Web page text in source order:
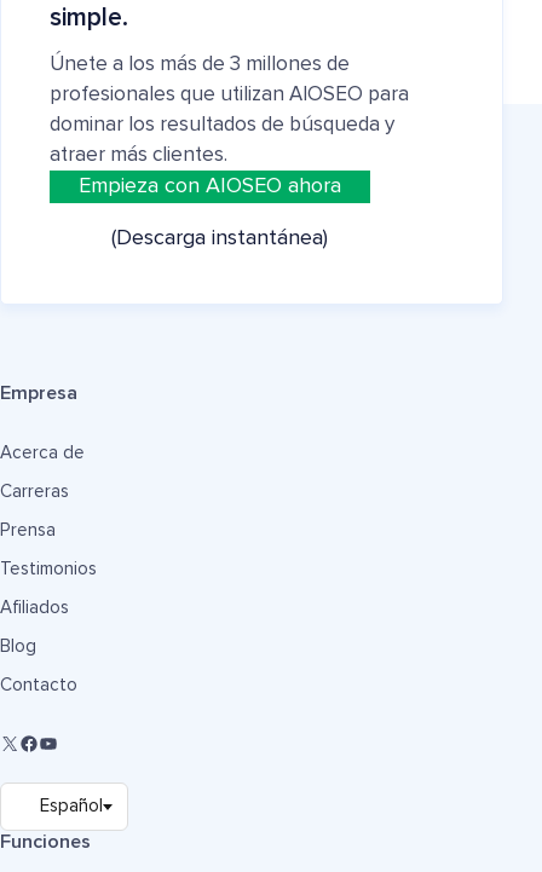
simple.
Únete a los más de 3 millones de
profesionales que utilizan AIOSEO para
dominar los resultados de búsqueda y
atraer más clientes.
Empieza con AIOSEO ahora
(Descarga instantánea)
Empresa
Acerca de
Carreras
Prensa
Testimonios
Afiliados
Blog
Contacto
Funciones